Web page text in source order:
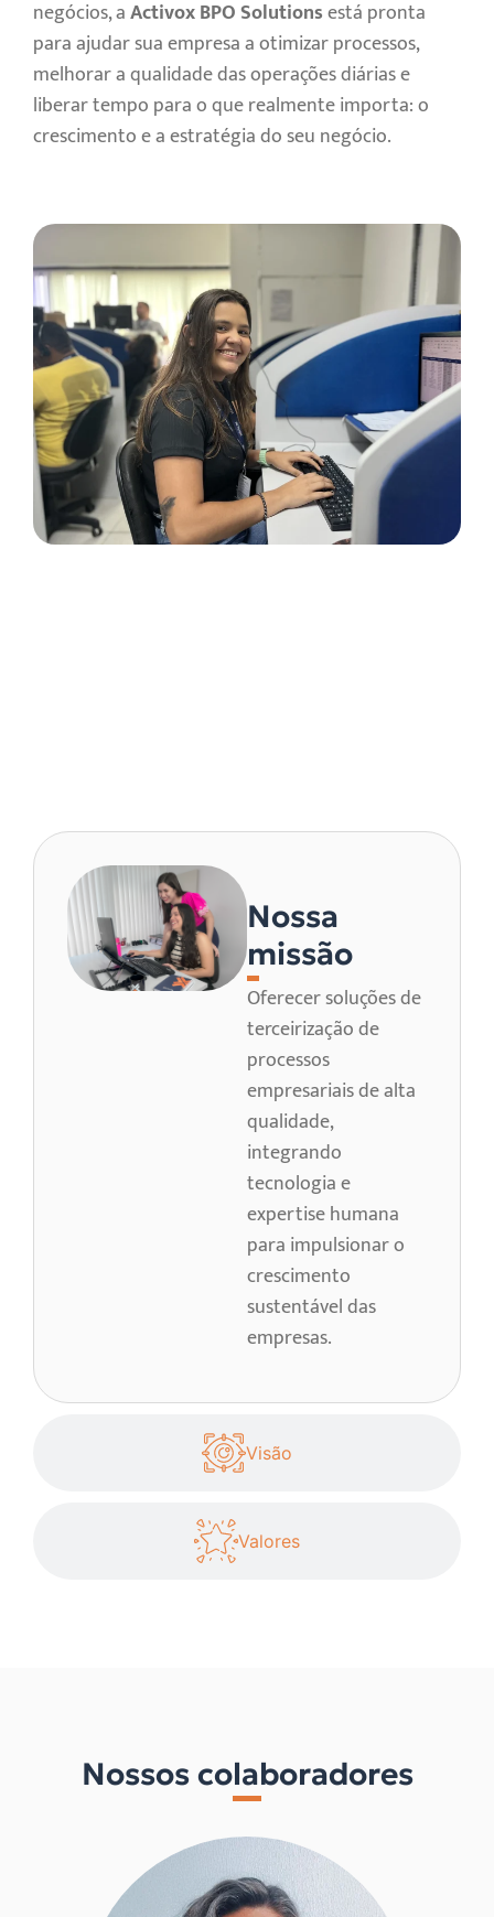
negócios, aActivox BPO Solutionsestá pronta
para ajudar sua empresa a otimizar processos,
melhorar a qualidade das operações diárias e
liberar tempo para o que realmente importa: o
crescimento e a estratégia do seu negócio.
Visão
Valores
Nossa
missão
Oferecer soluções de
terceirização de
processos
empresariais de alta
qualidade,
integrando
tecnologia e
expertise humana
para impulsionar o
crescimento
sustentável das
empresas.
Nossos colaboradores